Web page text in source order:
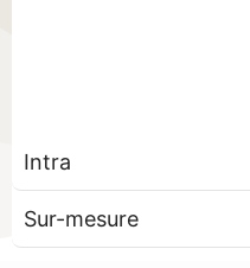
Intra
Sur-mesure